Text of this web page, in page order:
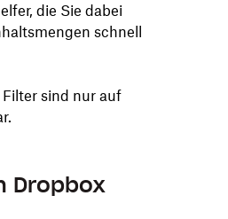
die Sie dabei
schnell
sind nur auf
Dropbox